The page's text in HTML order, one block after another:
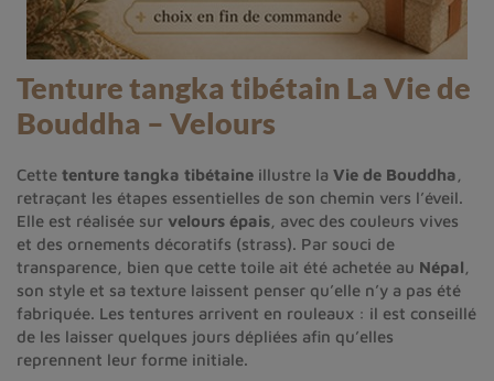
Tenture tangka tibétain La Vie de
Bouddha – Velours
Cette tenture tangka tibétaine illustre la Vie de Bouddha
retraçant les étapes essentielles de son chemin vers l’éveil.
Elle est réalisée sur velours épais , avec des couleurs vives
et des ornements décoratifs (strass). Par souci de
transparence, bien que cette toile ait été achetée au Népal
son style et sa texture laissent penser qu’elle n’y a pas été
fabriquée. Les tentures arrivent en rouleaux : il est conseillé
de les laisser quelques jours dépliées afin qu’elles
reprennent leur forme initiale.